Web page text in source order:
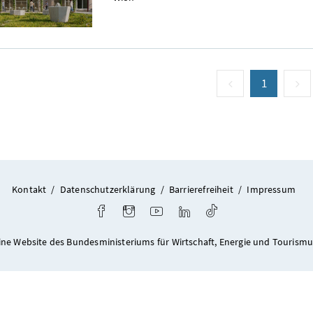
vorige Seite
Seite
1(aktuell)
Kontakt / Datenschutzerklärung / Barrierefreiheit / Impressum
FacebookInstagramYoutube LinkedIn
Website des Bundesministeriums für Wirtschaft, Energie und